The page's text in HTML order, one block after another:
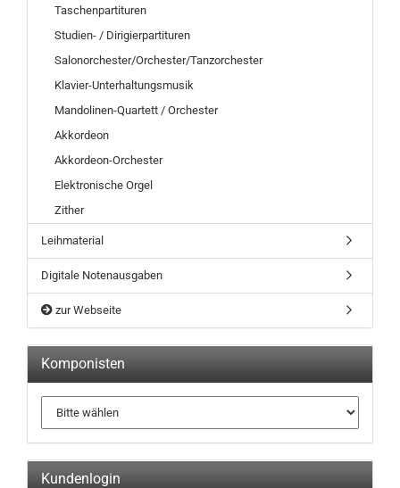
Taschenpartituren
Studien- / Dirigierpartituren
Salonorchester/Orchester/Tanzorchester
Klavier-Unterhaltungsmusik
Mandolinen-Quartett / Orchester
Akkordeon
Akkordeon-Orchester
Elektronische Orgel
Zither
Leihmaterial
Digitale Notenausgaben
zur Webseite
Komponisten
Kundenlogin